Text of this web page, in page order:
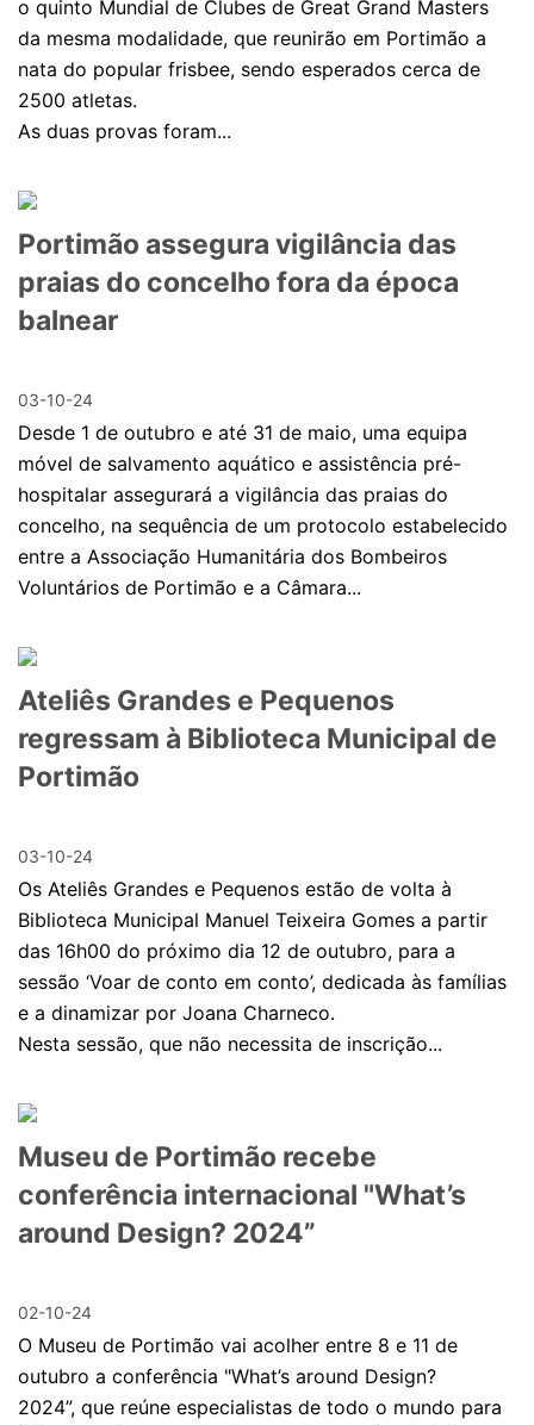
o quinto Mundial de Clubes de Great Grand Masters
da mesma modalidade, que reunirão em Portimão a
nata do popular frisbee, sendo esperados cerca de
2500 atletas.
As duas provas foram...
Portimão assegura vigilância das
praias do concelho fora da época
balnear
03-10-24
Desde 1 de outubro e até 31 de maio, uma equipa
móvel de salvamento aquático e assistência pré-
hospitalar assegurará a vigilância das praias do
concelho, na sequência de um protocolo estabelecido
entre a Associação Humanitária dos Bombeiros
Voluntários de Portimão e a Câmara...
Ateliês Grandes e Pequenos
regressam à Biblioteca Municipal de
Portimão
03-10-24
Os Ateliês Grandes e Pequenos estão de volta à
Biblioteca Municipal Manuel Teixeira Gomes a partir
das 16h00 do próximo dia 12 de outubro, para a
sessão ‘Voar de conto em conto’, dedicada às famílias
e a dinamizar por Joana Charneco.
Nesta sessão, que não necessita de inscrição...
Museu de Portimão recebe
conferência internacional "What’s
around Design? 2024”
02-10-24
O Museu de Portimão vai acolher entre 8 e 11 de
outubro a conferência "What’s around Design?
2024”, que reúne especialistas de todo o mundo para